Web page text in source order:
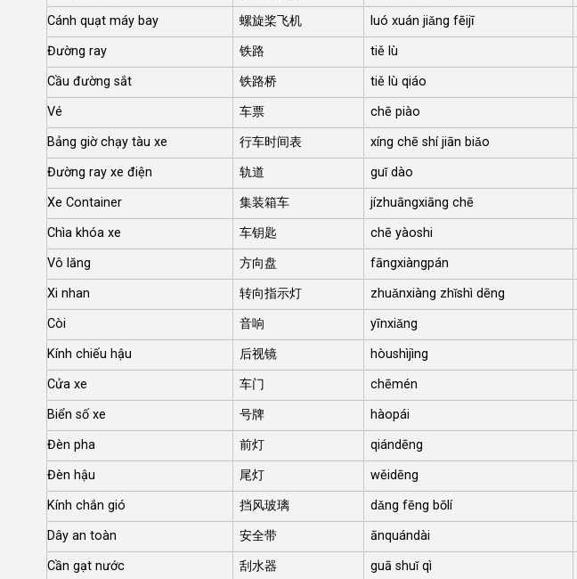
Cánh quạt máy bay
螺旋桨飞机
luó xuán jiǎng fēijī
Đường ray
铁路
tiě lù
Cầu đường sắt
铁路桥
tiě lù qiáo
Vé
车票
chē piào
Bảng giờ chạy tàu xe
行车时间表
xíng chē shí jiān biǎo
Đường ray xe điện
轨道
guǐ dào
Xe Container
集装箱车
jízhuāngxiāng chē
Chìa khóa xe
车钥匙
chē yàoshi
Vô lăng
方向盘
fāngxiàngpán
Xi nhan
转向指示灯
zhuǎnxiàng zhǐshì dēng
Còi
音响
yīnxiǎng
Kính chiếu hậu
后视镜
hòushìjìng
Cửa xe
车门
chēmén
Biển số xe
号牌
hàopái
Đèn pha
前灯
qiándēng
Đèn hậu
尾灯
wěidēng
Kính chắn gió
挡风玻璃
dǎng fēng bōlí
Dây an toàn
安全带
ānquándài
Cần gạt nước
刮水器
guā shuǐ qì